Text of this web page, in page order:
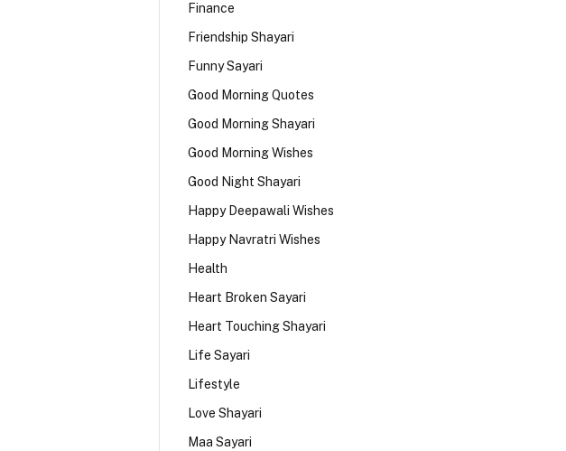
Finance
Friendship Shayari
Funny Sayari
Good Morning Quotes
Good Morning Shayari
Good Morning Wishes
Good Night Shayari
Happy Deepawali Wishes
Happy Navratri Wishes
Health
Heart Broken Sayari
Heart Touching Shayari
Life Sayari
Lifestyle
Love Shayari
Maa Sayari